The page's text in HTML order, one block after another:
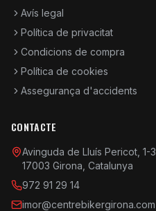
Avís legal
Política de privacitat
Condicions de compra
Política de cookies
Assegurança d'accidents
CONTACTE
Avinguda de Lluís Pericot, 1-3
17003 Girona, Catalunya
972 91 29 14
imor@centrebikergirona.com